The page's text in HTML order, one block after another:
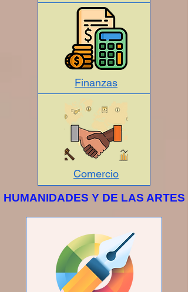
Finanzas
Comercio
HUMANIDADES Y DE LAS ARTES